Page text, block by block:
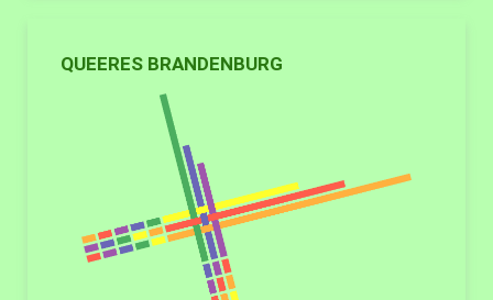
QUEERES BRANDENBURG